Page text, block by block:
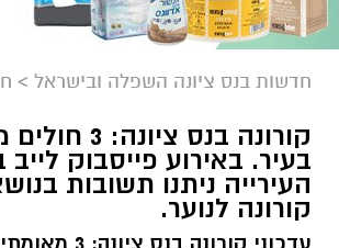
חדשות בנס ציונה השפלה ובישראל >
קורונה בנס
בעיר. באירוע פייסבוק
העירייה ניתנו תשובות
קורונה לנוער.